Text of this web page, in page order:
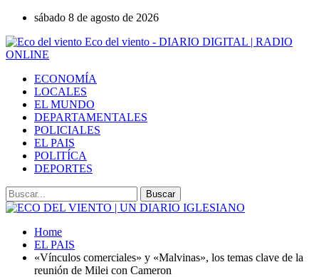
sábado 8 de agosto de 2026
Eco del viento - DIARIO DIGITAL | RADIO
ONLINE
ECONOMÍA
LOCALES
EL MUNDO
DEPARTAMENTALES
POLICIALES
EL PAIS
POLITÍCA
DEPORTES
Home
EL PAIS
«Vínculos comerciales» y «Malvinas», los temas clave de la
reunión de Milei con Cameron